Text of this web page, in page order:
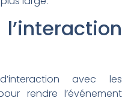
avec les
rendre l’événement